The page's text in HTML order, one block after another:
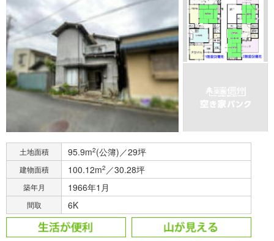
土地面積 95.9m2(公簿)／29坪
建物面積 100.12m2 ／30.28坪
築年月 1966年1月
間取 6K